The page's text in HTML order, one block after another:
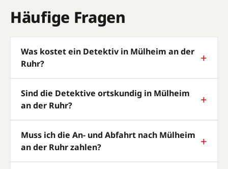
Häufige Fragen
Was kostet ein Detektiv in Mülheim an der
Ruhr?
Sind die Detektive ortskundig in Mülheim
an der Ruhr?
Muss ich die An- und Abfahrt nach Mülheim
an der Ruhr zahlen?